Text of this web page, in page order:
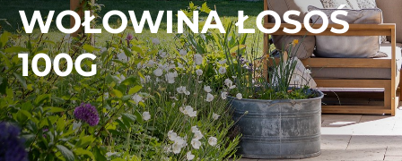
WOŁOWINA ŁOSOŚ
100G